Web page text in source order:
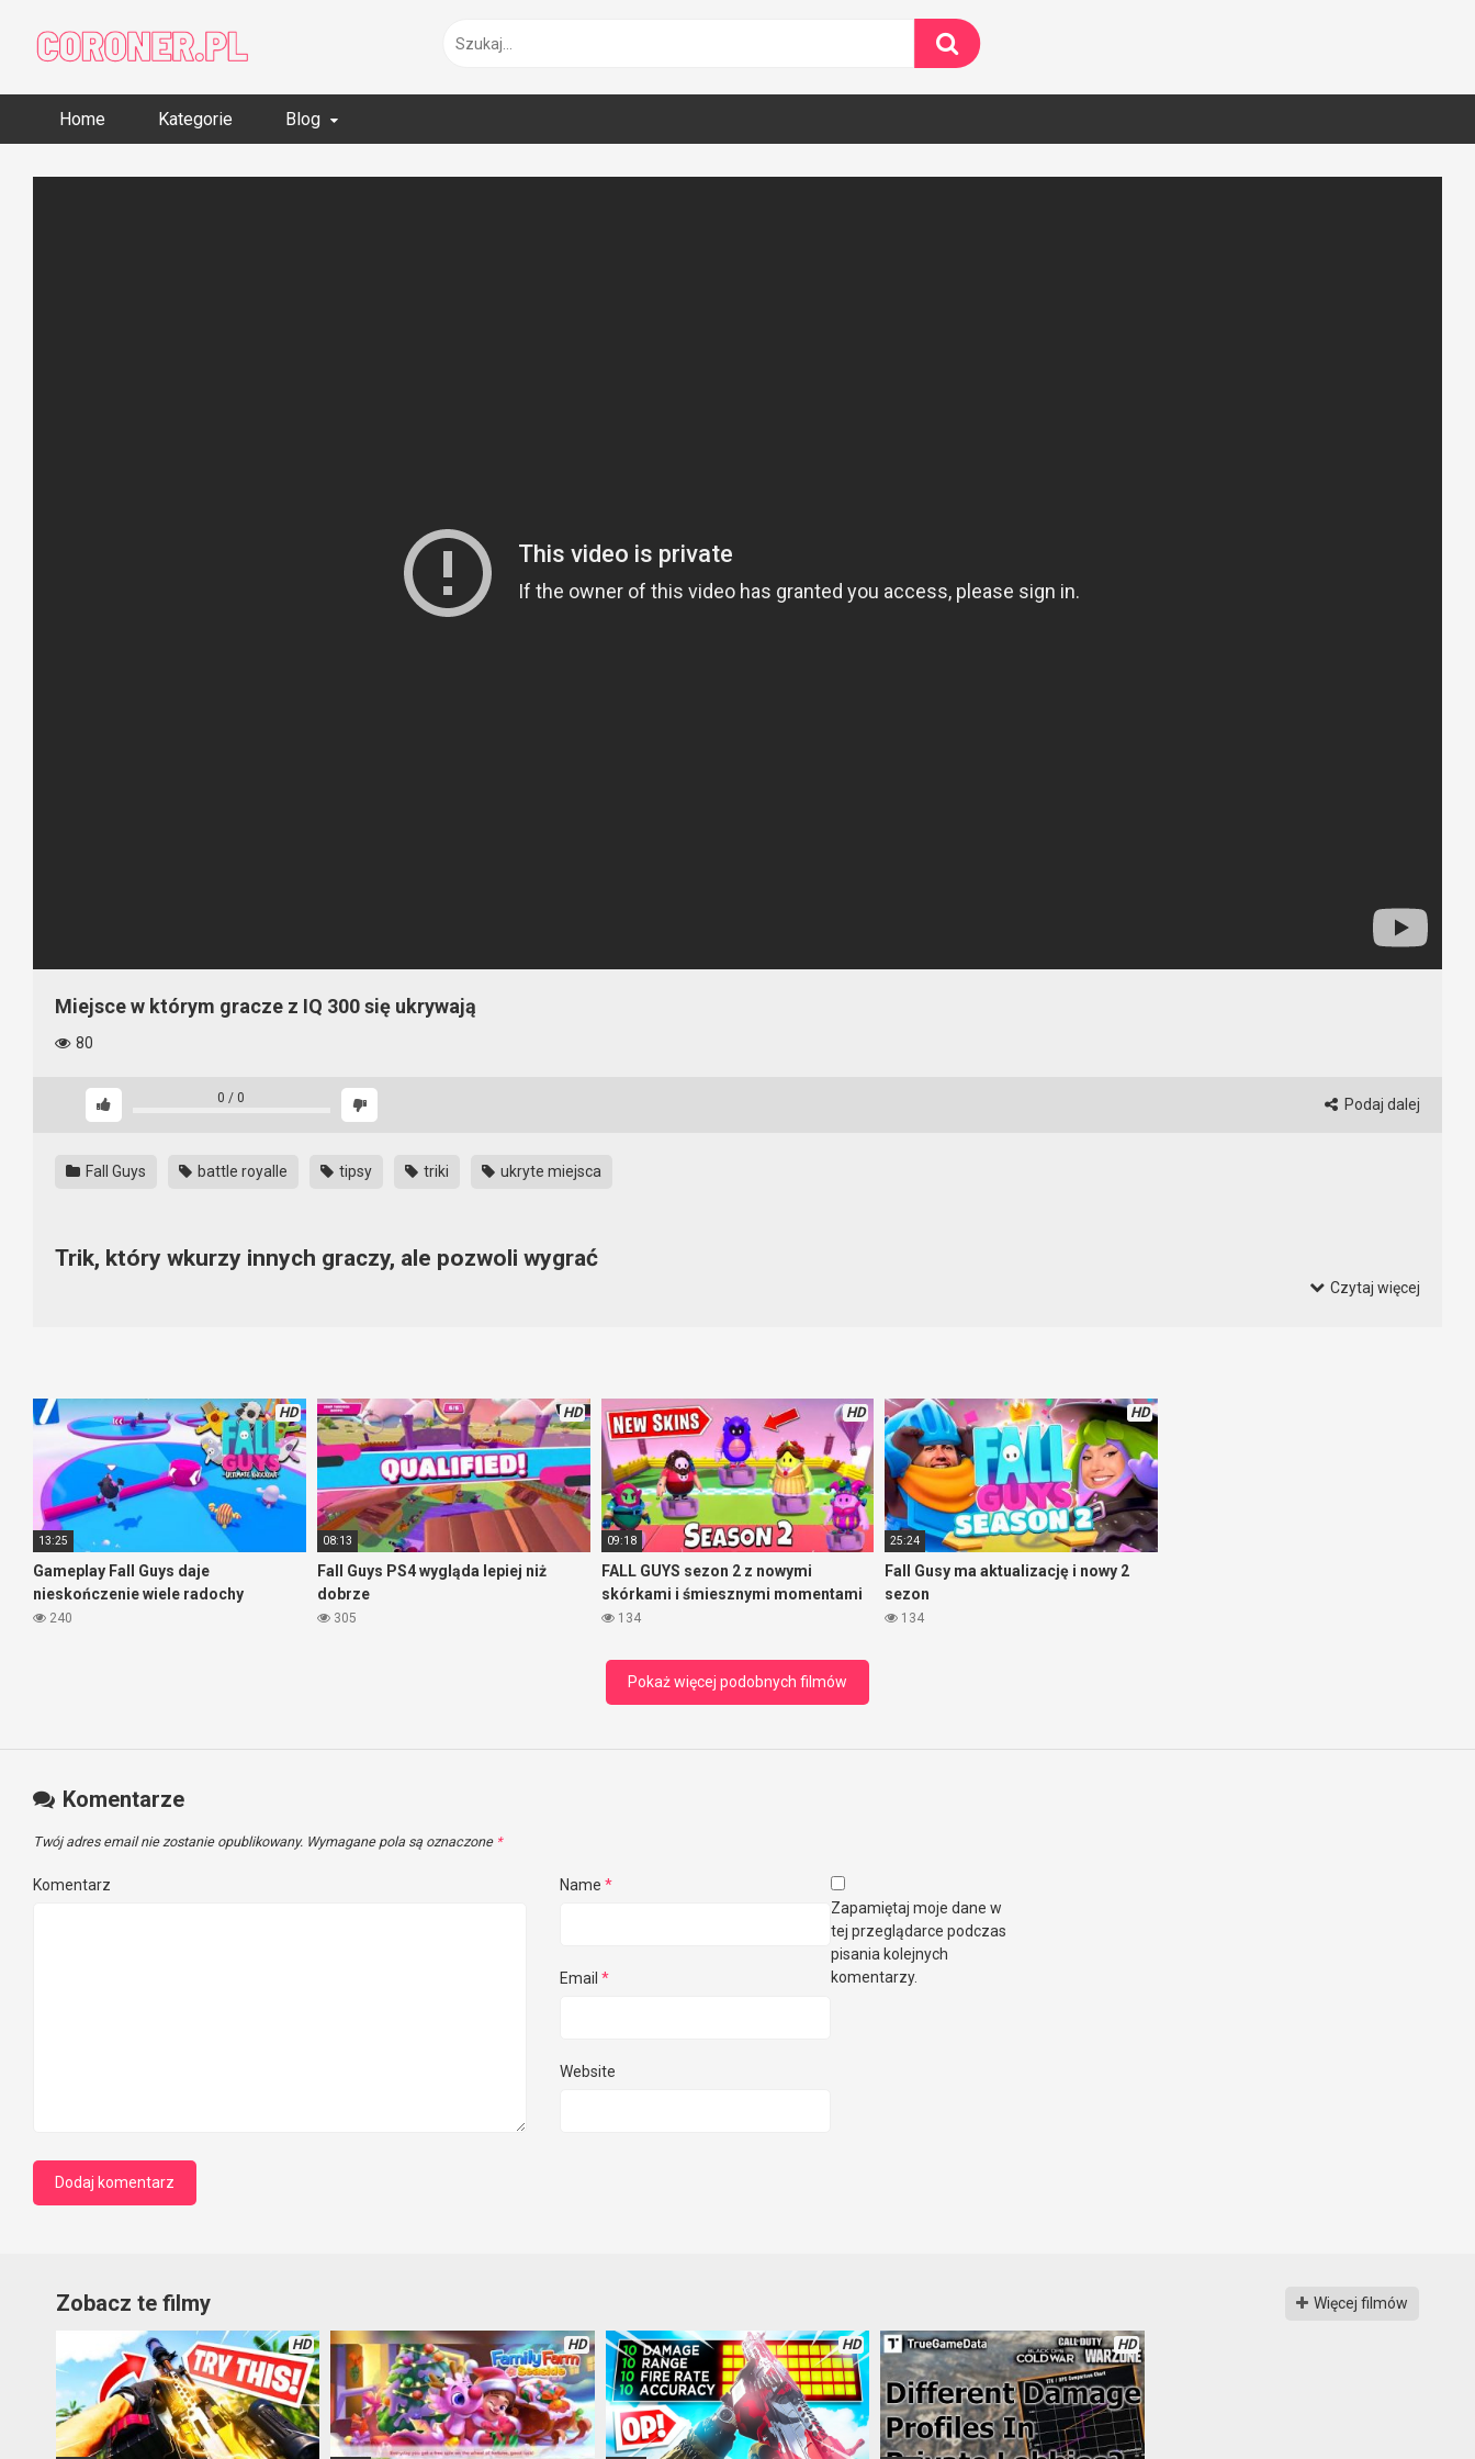
content
Home Kategorie Blog
Miejsce w którym gracze z IQ 300 się ukrywają
80
0 / 0 Podaj dalej
Fall Guys battle royalle tipsy triki ukryte miejsca
Trik, który wkurzy innych graczy, ale pozwoli wygrać
Czytaj więcej
HD
13:25
Gameplay Fall Guys daje
nieskończenie wiele radochy
240
HD
08:13
Fall Guys PS4 wygląda lepiej niż
dobrze
305
HD
09:18
FALL GUYS sezon 2 z nowymi
skórkami i śmiesznymi momentami
134
HD
25:24
Fall Gusy ma aktualizację i nowy 2
sezon
134
Pokaż więcej podobnych filmów
Komentarze
Twój adres email nie zostanie opublikowany. Wymagane pola są oznaczone *
Komentarz Name *
Email *
Website
Zapamiętaj moje dane w
tej przeglądarce podczas
pisania kolejnych
komentarzy.
Zobacz te filmy Więcej filmów
HD HD HD HD